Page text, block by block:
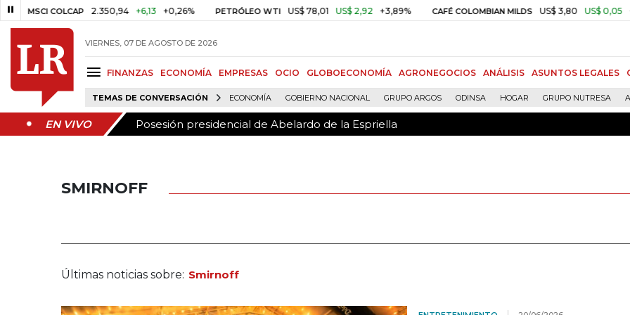
COLCAP 2.350,94 +6,13 +0,26% PETRÓLEO WTI US$ 78,01 US$ 2,92 +3,89% CAFÉ COLOMBIAN MILDS US$ 3,80 US$ 0,05 +1,40%
VIERNES, 07 DE AGOSTO DE 2026
FINANZAS ECONOMÍA EMPRESAS OCIO GLOBOECONOMÍA AGRONEGOCIOS ANÁLISIS ASUNTOS LEGALES
TEMAS DE CONVERSACIÓN ECONOMÍA GOBIERNO NACIONAL GRUPO ARGOS ODINSA HOGAR GRUPO NUTRESA
EN VIVO Posesión presidencial de Abelardo de la Espriella
EN VIVO Posesión presidencial de Abelardo de la Espriella
SMIRNOFF
Últimas noticias sobre: Smirnoff